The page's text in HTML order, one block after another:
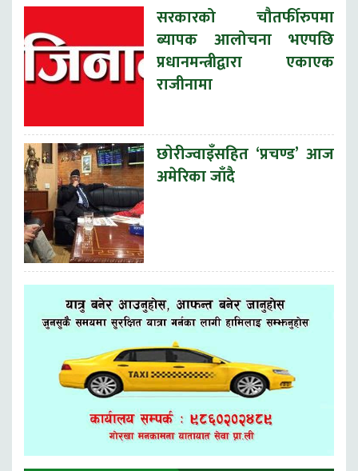
सरकारको चौतर्फीरुपमा
ब्यापक आलोचना भएपछि
प्रधानमन्त्रीद्वारा एकाएक
राजीनामा
छाेरीज्वाइँसहित ‘प्रचण्ड’ आज
अमेरिका जाँदै